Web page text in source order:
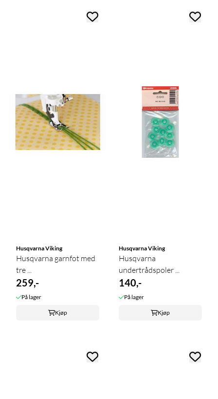
Husqvarna Viking
Husqvarna garnfot med
tre ...
259,-
På lager
Kjøp
Husqvarna Viking
Husqvarna
undertrådspoler ...
140,-
På lager
Kjøp